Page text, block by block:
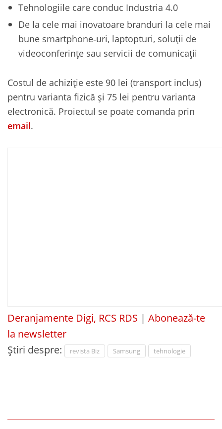
Tehnologiile care conduc Industria 4.0
De la cele mai inovatoare branduri la cele mai
bune smartphone‑uri, laptopturi, soluții de
videoconferințe sau servicii de comunicații
Costul de achiziție este 90 lei (transport inclus)
pentru varianta fizică și 75 lei pentru varianta
electronică. Proiectul se poate comanda prin
email.
Deranjamente Digi, RCS RDS | Abonează-te
la newsletter
Știri despre:
revista Biz Samsung tehnologie